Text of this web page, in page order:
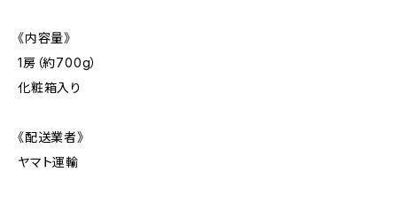
《内容量》
1房（約700g）
化粧箱入り
《配送業者》
ヤマト運輸